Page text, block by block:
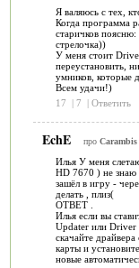
Я валяюсь с тех,
Когда программа
старичков поясню:
стрелочка))
У меня стоит
переустановить,
умников, которые
Всем удачи!)
17
| 7 | Ответить
EchE про Carambis
Илья У меня
HD 7670 ) не знаю
зашёл в игру -
делать , плиз(
ОТВЕТ .
Илья если вы
Updater или Driver
скачайте
карты и
новые